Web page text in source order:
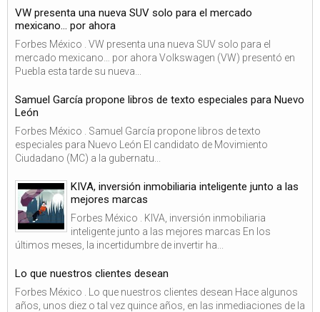
VW presenta una nueva SUV solo para el mercado
mexicano… por ahora
Forbes México . VW presenta una nueva SUV solo para el
mercado mexicano… por ahora Volkswagen (VW) presentó en
Puebla esta tarde su nueva...
Samuel García propone libros de texto especiales para Nuevo
León
Forbes México . Samuel García propone libros de texto
especiales para Nuevo León El candidato de Movimiento
Ciudadano (MC) a la gubernatu...
KIVA, inversión inmobiliaria inteligente junto a las
mejores marcas
Forbes México . KIVA, inversión inmobiliaria
inteligente junto a las mejores marcas En los
últimos meses, la incertidumbre de invertir ha...
Lo que nuestros clientes desean
Forbes México . Lo que nuestros clientes desean Hace algunos
años, unos diez o tal vez quince años, en las inmediaciones de la